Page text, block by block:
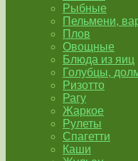
Рыбные
Пельмени,
Плов
Овощные
Блюда из яиц
Голубцы,
Ризотто
Рагу
Жаркое
Рулеты
Спагетти
Каши